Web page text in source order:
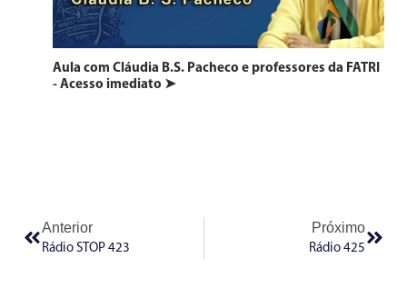
Aula com Cláudia B.S. Pacheco e professores da FATRI
- Acesso imediato ➤
Anterior
Rádio STOP 423
Próximo
Rádio 425